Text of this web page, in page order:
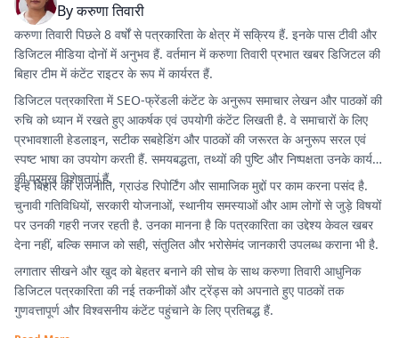
Byकरुणा तिवारी
करुणा तिवारी पिछले 8 वर्षों से पत्रकारिता के क्षेत्र में सक्रिय हैं. इनके पास टीवी और
डिजिटल मीडिया दोनों में अनुभव हैं. वर्तमान में करुणा तिवारी प्रभात खबर डिजिटल की
बिहार टीम में कंटेंट राइटर के रूप में कार्यरत हैं.
डिजिटल पत्रकारिता में SEO-फ्रेंडली कंटेंट के अनुरूप समाचार लेखन और पाठकों की
रुचि को ध्यान में रखते हुए आकर्षक एवं उपयोगी कंटेंट लिखती है. वे समाचारों के लिए
प्रभावशाली हेडलाइन, सटीक सबहेडिंग और पाठकों की जरूरत के अनुरूप सरल एवं
स्पष्ट भाषा का उपयोग करती हैं. समयबद्धता, तथ्यों की पुष्टि और निष्पक्षता उनके कार्य
की प्रमुख विशेषताएं हैं.
इन्हें बिहार की राजनीति, ग्राउंड रिपोर्टिंग और सामाजिक मुद्दों पर काम करना पसंद है.
चुनावी गतिविधियों, सरकारी योजनाओं, स्थानीय समस्याओं और आम लोगों से जुड़े विषयों
पर उनकी गहरी नजर रहती है. उनका मानना है कि पत्रकारिता का उद्देश्य केवल खबर
देना नहीं, बल्कि समाज को सही, संतुलित और भरोसेमंद जानकारी उपलब्ध कराना भी है.
लगातार सीखने और खुद को बेहतर बनाने की सोच के साथ करुणा तिवारी आधुनिक
डिजिटल पत्रकारिता की नई तकनीकों और ट्रेंड्स को अपनाते हुए पाठकों तक
गुणवत्तापूर्ण और विश्वसनीय कंटेंट पहुंचाने के लिए प्रतिबद्ध हैं.